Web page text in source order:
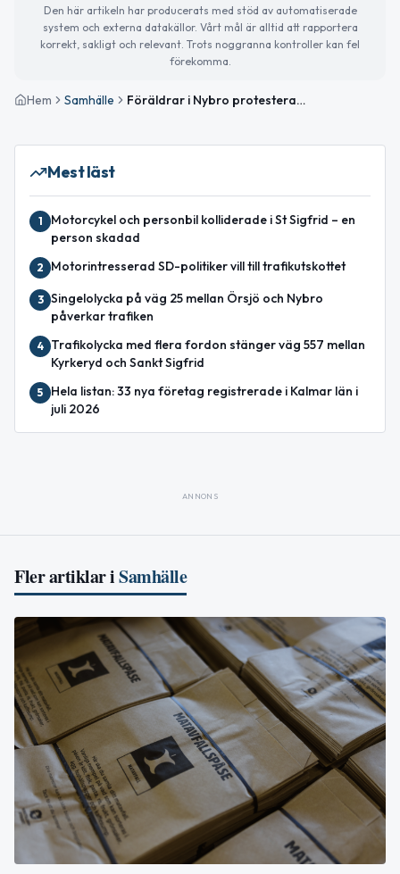
Den här artikeln har producerats med stöd av automatiserade
system och externa datakällor. Vårt mål är alltid att rapportera
korrekt, sakligt och relevant. Trots noggranna kontroller kan fel
förekomma.
Hem Samhälle Föräldrar i Nybro protesterar mot skolutredning
Mest läst
1
Motorcykel och personbil kolliderade i St Sigfrid – en
person skadad
2 Motorintresserad SD-politiker vill till trafikutskottet
3 Singelolycka på väg 25 mellan Örsjö och Nybro
påverkar trafiken
4
Trafikolycka med flera fordon stänger väg 557 mellan
Kyrkeryd och Sankt Sigfrid
5
Hela listan: 33 nya företag registrerade i Kalmar län i
juli 2026
ANNONS
Fler artiklar iSamhälle